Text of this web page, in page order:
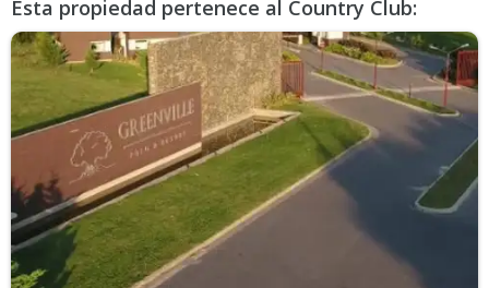
Esta propiedad pertenece al Country Club: